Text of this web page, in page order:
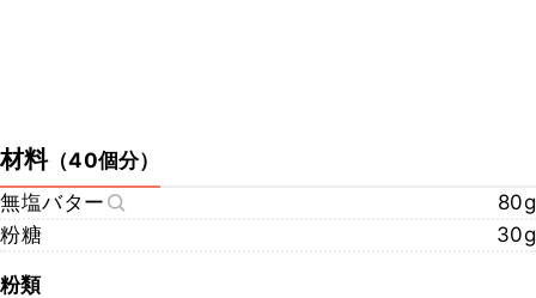
材料（40個分）
無塩バター
80g
粉糖
30g
粉類